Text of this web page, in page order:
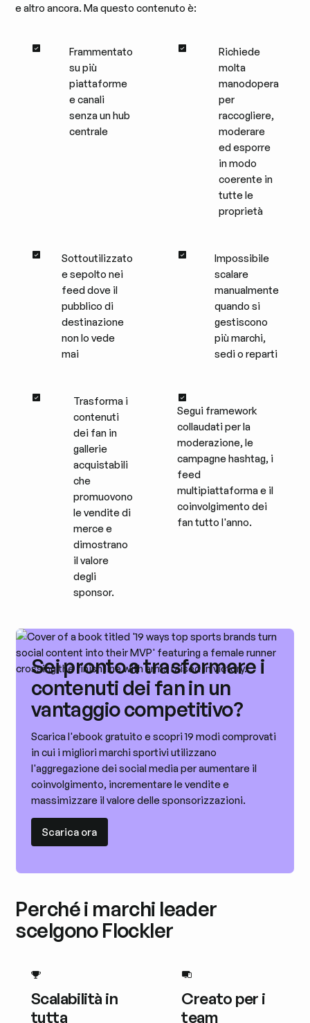
e altro ancora. Ma questo contenuto è:
Frammentato
su più
piattaforme
e canali
senza un hub
centrale
Richiede
molta
manodopera
per
raccogliere,
moderare
ed esporre
in modo
coerente in
tutte le
proprietà
Sottoutilizzato
e sepolto nei
feed dove il
pubblico di
destinazione
non lo vede
mai
Impossibile
scalare
manualmente
quando si
gestiscono
più marchi,
sedi o reparti
Trasforma i
contenuti
dei fan in
gallerie
acquistabili
che
promuovono
le vendite di
merce e
dimostrano
il valore
degli
sponsor.
Segui framework
collaudati per la
moderazione, le
campagne hashtag, i
feed
multipiattaforma e il
coinvolgimento dei
fan tutto l'anno.
Sei pronto a trasformare i
contenuti dei fan in un
vantaggio competitivo?
Scarica l'ebook gratuito e scopri 19 modi comprovati
in cui i migliori marchi sportivi utilizzano
l'aggregazione dei social media per aumentare il
coinvolgimento, incrementare le vendite e
massimizzare il valore delle sponsorizzazioni.
Scarica ora
Scarica ora
Perché i marchi leader
scelgono Flockler
Scalabilità in
tutta
Creato per i
team